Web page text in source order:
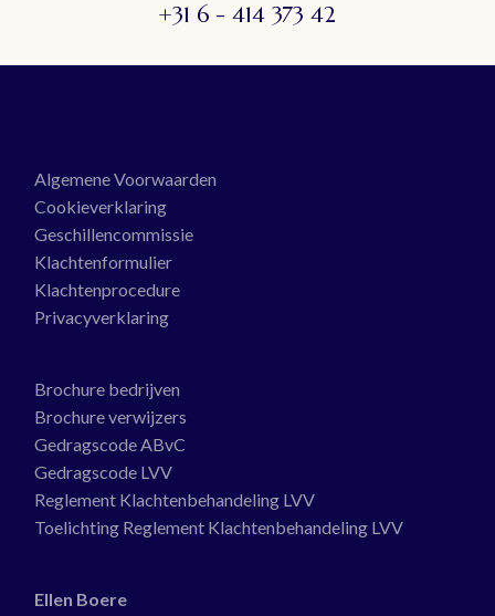
+31 6 - 414 373 42
Algemene Voorwaarden
Cookieverklaring
Geschillencommissie
Klachtenformulier
Klachtenprocedure
Privacyverklaring
Brochure bedrijven
Brochure verwijzers
Gedragscode ABvC
Gedragscode LVV
Reglement Klachtenbehandeling LVV
Toelichting Reglement Klachtenbehandeling LVV
Ellen Boere